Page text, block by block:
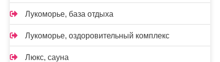
Лукоморье, база отдыха
Лукоморье, оздоровительный комплекс
Люкс, сауна